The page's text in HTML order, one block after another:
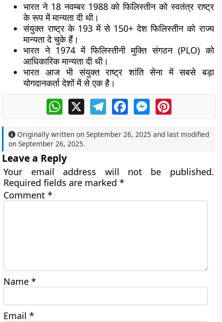
भारत ने 18 नवम्बर 1988 को फिलिस्तीन को स्वतंत्र राष्ट्र
के रूप में मान्यता दी थी।
संयुक्त राष्ट्र के 193 में से 150+ देश फिलिस्तीन को राज्य
मान्यता दे चुके हैं।
भारत ने 1974 में फिलिस्तीनी मुक्ति संगठन (PLO) को
आधिकारिक मान्यता दी थी।
भारत आज भी संयुक्त राष्ट्र शांति सेना में सबसे बड़ा
योगदानकर्ता देशों में से एक है।
WhatsApp
X TelegramFacebookMessengerPinterest
Originally written onSeptember 26, 2025 and last modified
onSeptember 26, 2025.
Leave a Reply
Your email address will not be published.
Required fields are marked*
Comment*
Name*
Email*